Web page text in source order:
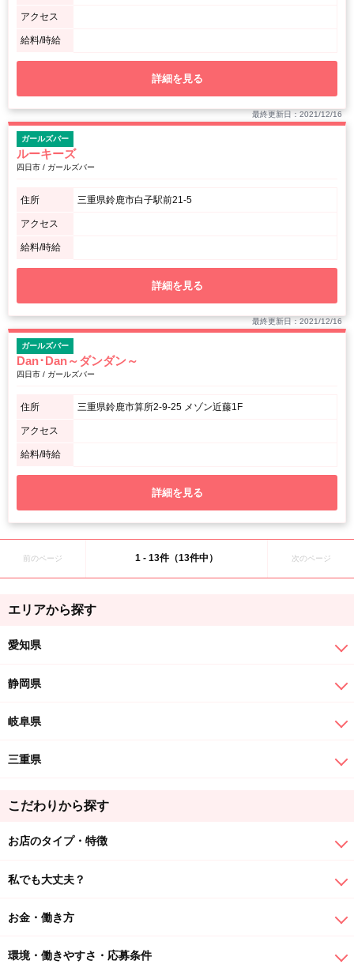
アクセス
給料/時給
詳細を見る
最終更新日：2021/12/16
ガールズバー
ルーキーズ
四日市 / ガールズバー
住所 三重県鈴鹿市白子駅前21-5
アクセス
給料/時給
詳細を見る
最終更新日：2021/12/16
ガールズバー
Dan･Dan～ダンダン～
四日市 / ガールズバー
住所 三重県鈴鹿市算所2-9-25 メゾン近藤1F
アクセス
給料/時給
詳細を見る
前のページ 1 - 13件（13件中） 次のページ
エリアから探す
愛知県
静岡県
岐阜県
三重県
こだわりから探す
お店のタイプ・特徴
私でも大丈夫？
お金・働き方
環境・働きやすさ・応募条件